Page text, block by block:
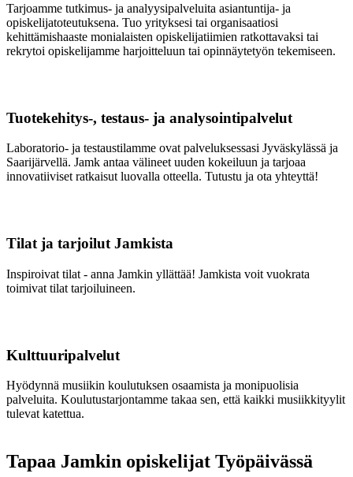
Tarjoamme tutkimus- ja analyysipalveluita asiantuntija- ja
opiskelijatoteutuksena. Tuo yrityksesi tai organisaatiosi
kehittämishaaste monialaisten opiskelijatiimien ratkottavaksi tai
rekrytoi opiskelijamme harjoitteluun tai opinnäytetyön tekemiseen.
Tuotekehitys-, testaus- ja analysointipalvelut
Laboratorio- ja testaustilamme ovat palveluksessasi Jyväskylässä ja
Saarijärvellä. Jamk antaa välineet uuden kokeiluun ja tarjoaa
innovatiiviset ratkaisut luovalla otteella. Tutustu ja ota yhteyttä!
Tilat ja tarjoilut Jamkista
Inspiroivat tilat - anna Jamkin yllättää! Jamkista voit vuokrata
toimivat tilat tarjoiluineen.
Kulttuuripalvelut
Hyödynnä musiikin koulutuksen osaamista ja monipuolisia
palveluita. Koulutustarjontamme takaa sen, että kaikki musiikkityylit
tulevat katettua.
Tapaa Jamkin opiskelijat Työpäivässä